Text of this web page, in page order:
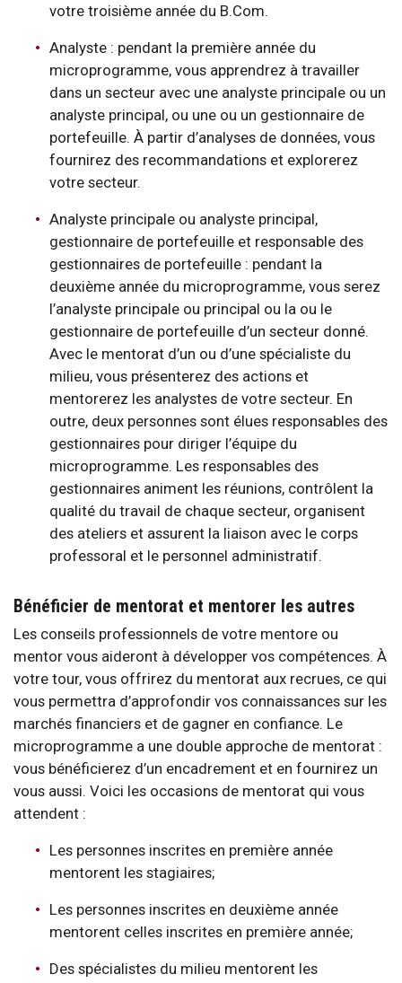
votre troisième année du B.Com.
Analyste : pendant la première année du
microprogramme, vous apprendrez à travailler
dans un secteur avec une analyste principale ou un
analyste principal, ou une ou un gestionnaire de
portefeuille. À partir d’analyses de données, vous
fournirez des recommandations et explorerez
votre secteur.
Analyste principale ou analyste principal,
gestionnaire de portefeuille et responsable des
gestionnaires de portefeuille : pendant la
deuxième année du microprogramme, vous serez
l’analyste principale ou principal ou la ou le
gestionnaire de portefeuille d’un secteur donné.
Avec le mentorat d’un ou d’une spécialiste du
milieu, vous présenterez des actions et
mentorerez les analystes de votre secteur. En
outre, deux personnes sont élues responsables des
gestionnaires pour diriger l’équipe du
microprogramme. Les responsables des
gestionnaires animent les réunions, contrôlent la
qualité du travail de chaque secteur, organisent
des ateliers et assurent la liaison avec le corps
professoral et le personnel administratif.
Bénéficier de mentorat et mentorer les autres
Les conseils professionnels de votre mentore ou
mentor vous aideront à développer vos compétences. À
votre tour, vous offrirez du mentorat aux recrues, ce qui
vous permettra d’approfondir vos connaissances sur les
marchés financiers et de gagner en confiance. Le
microprogramme a une double approche de mentorat :
vous bénéficierez d’un encadrement et en fournirez un
vous aussi. Voici les occasions de mentorat qui vous
attendent :
Les personnes inscrites en première année
mentorent les stagiaires;
Les personnes inscrites en deuxième année
mentorent celles inscrites en première année;
Des spécialistes du milieu mentorent les